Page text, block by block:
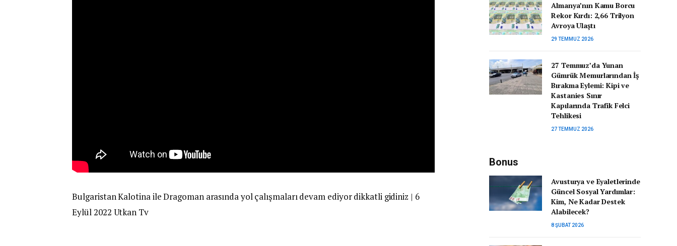
Bulgaristan Kalotina ile Dragoman arasında yol çalışmaları devam ediyor dikkatli gidiniz | 6
Eylül 2022 Utkan Tv
Almanya’nın Kamu Borcu
Rekor Kırdı: 2,66 Trilyon
Avroya Ulaştı
29 TEMMUZ 2026
27 Temmuz’da Yunan
Gümrük Memurlarından İş
Bırakma Eylemi: Kipi ve
Kastanies Sınır
Kapılarında Trafik Felci
Tehlikesi
27 TEMMUZ 2026
Bonus
Avusturya ve Eyaletlerinde
Güncel Sosyal Yardımlar:
Kim, Ne Kadar Destek
Alabilecek?
8 ŞUBAT 2026